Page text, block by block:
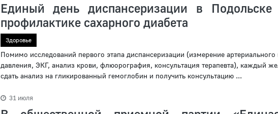
Единый день диспансеризации в Подольске
профилактике сахарного диабета
Здоровье
Помимо исследований первого этапа диспансеризации (измерение артериального
давления, ЭКГ, анализ крови, флюорография, консультация терапевта), каждый
сдать анализ на гликированный гемоглобин и получить консультацию ...
31 июля